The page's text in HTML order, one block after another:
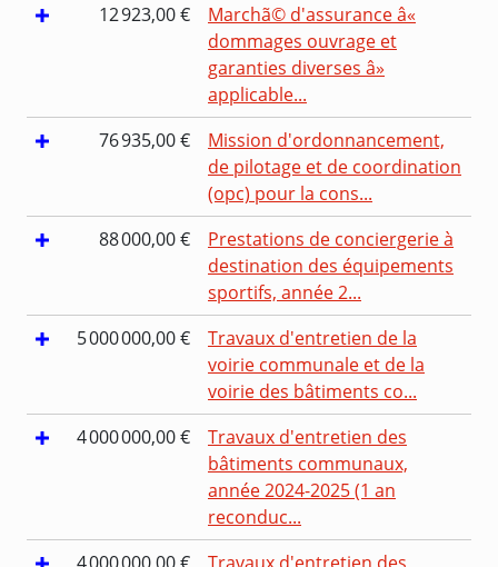
12 923,00 €
Marchã© d'assurance â«
dommages ouvrage et
garanties diverses â»
applicable...
76 935,00 €
Mission d'ordonnancement,
de pilotage et de coordination
(opc) pour la cons...
88 000,00 €
Prestations de conciergerie à
destination des équipements
sportifs, année 2...
5 000 000,00 €
Travaux d'entretien de la
voirie communale et de la
voirie des bâtiments co...
4 000 000,00 €
Travaux d'entretien des
bâtiments communaux,
année 2024-2025 (1 an
reconduc...